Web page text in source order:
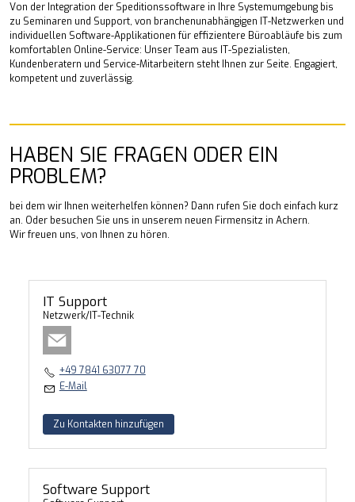
Von der Integration der Speditionssoftware in Ihre Systemumgebung bis
zu Seminaren und Support, von branchenunabhängigen IT-Netzwerken und
individuellen Software-Applikationen für effizientere Büroabläufe bis zum
komfortablen Online-Service: Unser Team aus IT-Spezialisten,
Kundenberatern und Service-Mitarbeitern steht Ihnen zur Seite. Engagiert,
kompetent und zuverlässig.
HABEN SIE FRAGEN ODER EIN
PROBLEM?
bei dem wir Ihnen weiterhelfen können? Dann rufen Sie doch einfach kurz
an. Oder besuchen Sie uns in unserem neuen Firmensitz in Achern.
Wir freuen uns, von Ihnen zu hören.
IT Support
Netzwerk/IT-Technik
+49 7841 63077 70
E-Mail
Zu Kontakten hinzufügen
Software Support